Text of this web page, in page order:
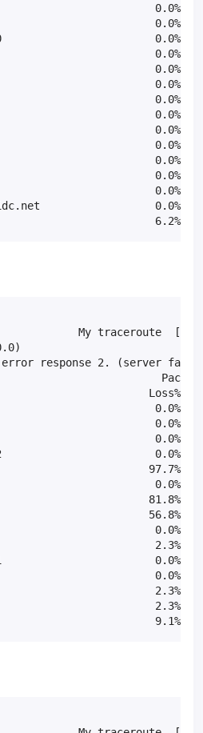
0.0%
0.0%
0.0%
0.0%
0.0%
0.0%
0.0%
0.0%
0.0%
0.0%
0.0%
0.0%
0.0%
0.0%
6.2%
My traceroute
error response 2. (server
Loss%   Snt
0.0%
0.0%
0.0%
0.0%
97.7%
0.0%
81.8%
56.8%
0.0%
2.3%
0.0%
0.0%
2.3%
2.3%
9.1%